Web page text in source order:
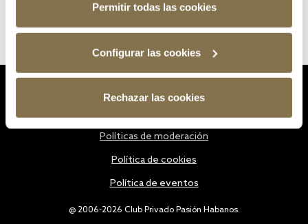
Permitir todas las cookies
Configurar las cookies
Rechazar las cookies
@ 2006-2026 Club Privado Pasión Habanos.
Políticas de moderación
Política de cookies
Política de eventos